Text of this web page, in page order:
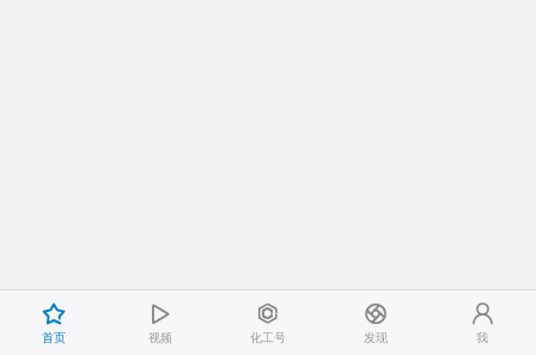

首页

视频

化工号

发现

我